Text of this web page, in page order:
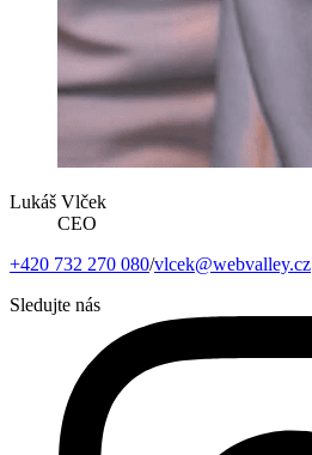
Lukáš Vlček
CEO
+420 732 270 080/vlcek@webvalley.cz
Sledujte nás